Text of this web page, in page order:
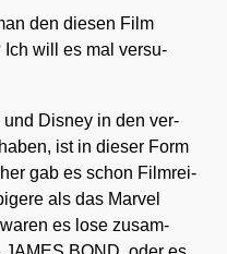
den die­sen Film
Ich will es mal ver­su­
und Dis­ney in den ver­
ist in die­ser Form
gab es schon Film­rei­
als das Mar­vel
es lose zusam­